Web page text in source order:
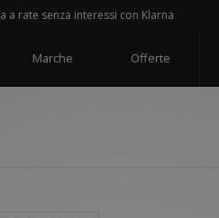
senza interessi con Klarna
Marche Offerte